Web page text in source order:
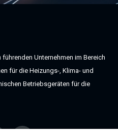
Unternehmen im Bereich
für die Heizungs-, Klima- und
Betriebsgeräten für die
o